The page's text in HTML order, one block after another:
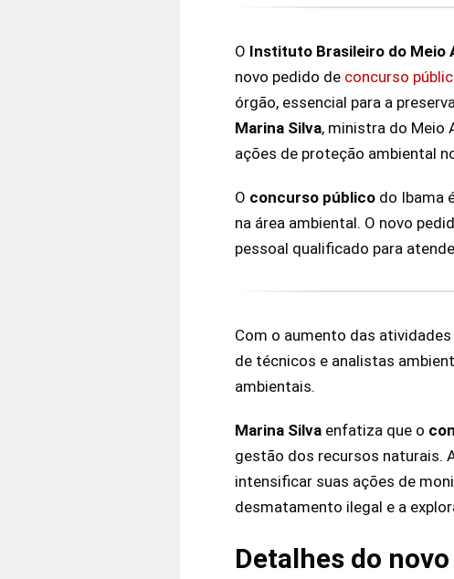
O Instituto Brasileiro do Meio
novo pedido de concurso
órgão, essencial para a
Marina Silva, ministra do Meio
ações de proteção ambiental
O concurso público do Ibama
na área ambiental. O novo
pessoal qualificado para
Com o aumento das
de técnicos e analistas
ambientais.
Marina Silva enfatiza que o
gestão dos recursos naturais.
intensificar suas ações de
desmatamento ilegal e a
Detalhes do